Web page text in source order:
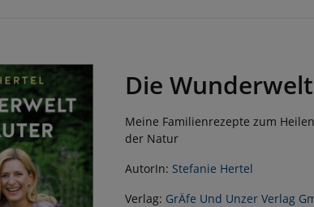
Die
Meine Familienrezepte zum
der Natur
AutorIn: Stefanie Hertel
Verlag: GrÄfe Und Unzer Verlag